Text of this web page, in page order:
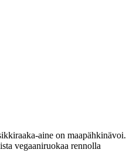
aine on maapähkinävoi.
vegaaniruokaa rennolla